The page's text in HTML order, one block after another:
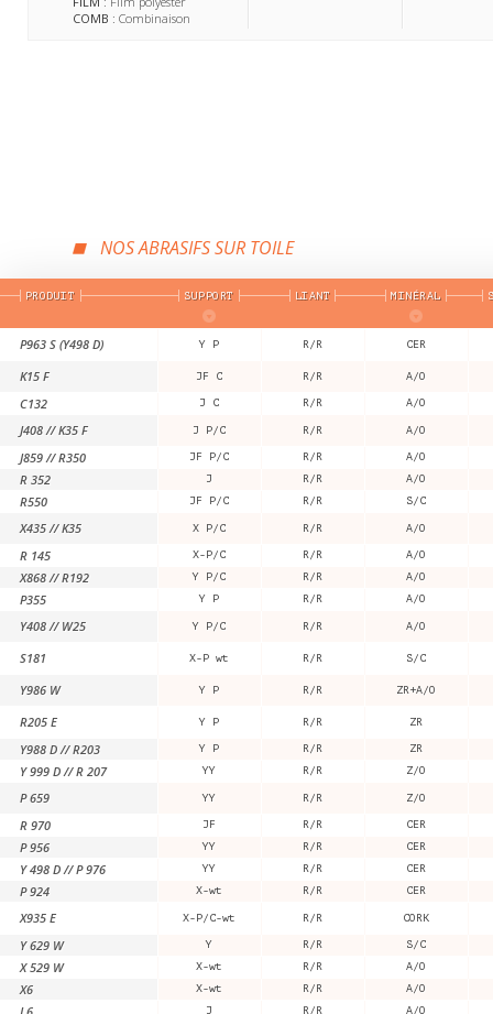
COMB : Combinaison
NOS ABRASIFS SUR TOILE
PRODUIT SUPPORT LIANT MINÉRAL
P963 S (Y498 D) Y P R/R CER
K15 F JF C R/R A/O
C132 J C R/R A/O
J408 // K35 F J P/C R/R A/O
J859 // R350 JF P/C R/R A/O
R 352 J R/R A/O
R550 JF P/C R/R S/C
X435 // K35 X P/C R/R A/O
R 145 X-P/C R/R A/O
X868 // R192 Y P/C R/R A/O
P355 Y P R/R A/O
Y408 // W25 Y P/C R/R A/O
S181 X-P wt R/R S/C
Y986 W Y P R/R ZR+A/O
R205 E Y P R/R ZR
Y988 D // R203 Y P R/R ZR
Y 999 D // R 207 YY R/R Z/O
P 659 YY R/R Z/O
R 970 JF R/R CER
P 956 YY R/R CER
Y 498 D // P 976 YY R/R CER
P 924 X-wt R/R CER
X935 E X-P/C-wt R/R CORK
Y 629 W Y R/R S/C
X 529 W X-wt R/R A/O
X6 X-wt R/R A/O
J R/R A/O